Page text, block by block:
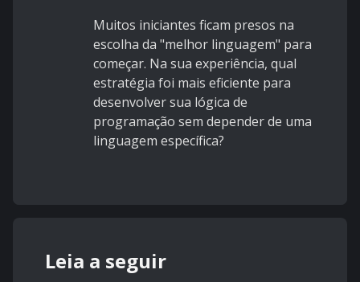
Muitos iniciantes ficam presos na
escolha da "melhor linguagem" para
começar. Na sua experiência, qual
estratégia foi mais eficiente para
desenvolver sua lógica de
programação sem depender de uma
linguagem específica?
Leia a seguir